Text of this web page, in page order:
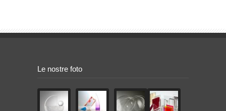
Le nostre foto